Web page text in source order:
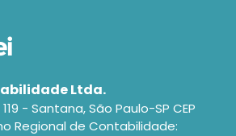
Ltda.
- Santana, São Paulo-SP CEP
Regional de Contabilidade: